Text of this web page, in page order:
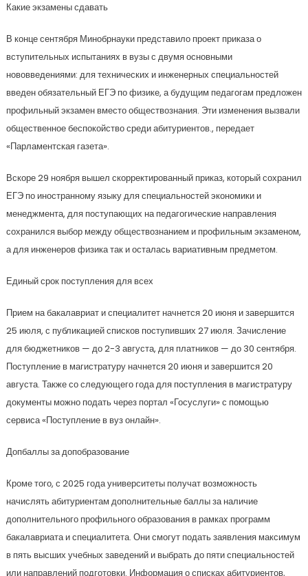
Какие экзамены сдавать
В конце сентября Минобрнауки представило проект приказа о
вступительных испытаниях в вузы с двумя основными
нововведениями: для технических и инженерных специальностей
введен обязательный ЕГЭ по физике, а будущим педагогам предложен
профильный экзамен вместо обществознания. Эти изменения вызвали
общественное беспокойство среди абитуриентов., передает
«Парламентская газета».
Вскоре 29 ноября вышел скорректированный приказ, который сохранил
ЕГЭ по иностранному языку для специальностей экономики и
менеджмента, для поступающих на педагогические направления
сохранился выбор между обществознанием и профильным экзаменом,
а для инженеров физика так и осталась вариативным предметом.
Единый срок поступления для всех
Прием на бакалавриат и специалитет начнется 20 июня и завершится
25 июля, с публикацией списков поступивших 27 июля. Зачисление
для бюджетников — до 2-3 августа, для платников — до 30 сентября.
Поступление в магистратуру начнется 20 июня и завершится 20
августа. Также со следующего года для поступления в магистратуру
документы можно подать через портал «Госуслуги» с помощью
сервиса «Поступление в вуз онлайн».
Допбаллы за допобразование
Кроме того, с 2025 года университеты получат возможность
начислять абитуриентам дополнительные баллы за наличие
дополнительного профильного образования в рамках программ
бакалавриата и специалитета. Они смогут подать заявления максимум
в пять высших учебных заведений и выбрать до пяти специальностей
или направлений подготовки. Информация о списках абитуриентов,